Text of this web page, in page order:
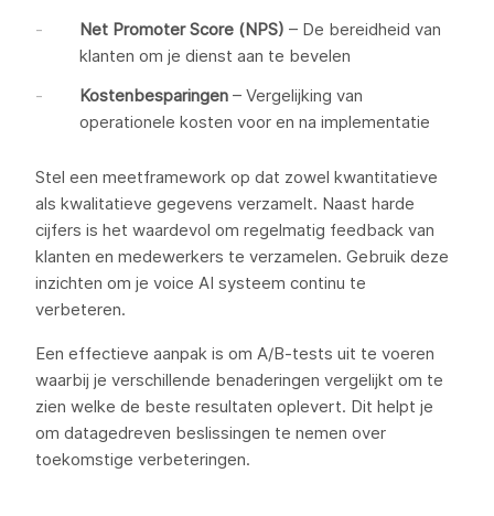
Net Promoter Score (NPS) – De bereidheid van
klanten om je dienst aan te bevelen
Kostenbesparingen – Vergelijking van
operationele kosten voor en na implementatie
Stel een meetframework op dat zowel kwantitatieve
als kwalitatieve gegevens verzamelt. Naast harde
cijfers is het waardevol om regelmatig feedback van
klanten en medewerkers te verzamelen. Gebruik deze
inzichten om je voice AI systeem continu te
verbeteren.
Een effectieve aanpak is om A/B-tests uit te voeren
waarbij je verschillende benaderingen vergelijkt om te
zien welke de beste resultaten oplevert. Dit helpt je
om datagedreven beslissingen te nemen over
toekomstige verbeteringen.